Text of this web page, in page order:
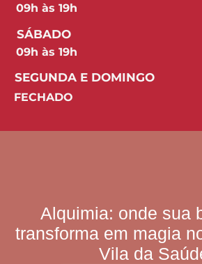
09h às 19h
SÁBADO
09h às 19h
SEGUNDA E DOMINGO
FECHADO
Alquimia: onde sua
transforma em magia
Vila da